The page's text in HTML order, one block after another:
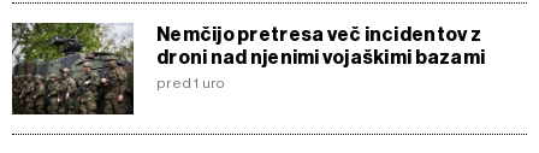
Nemčijo pretresa več incidentov z
droni nad njenimi vojaškimi bazami
pred 1 uro